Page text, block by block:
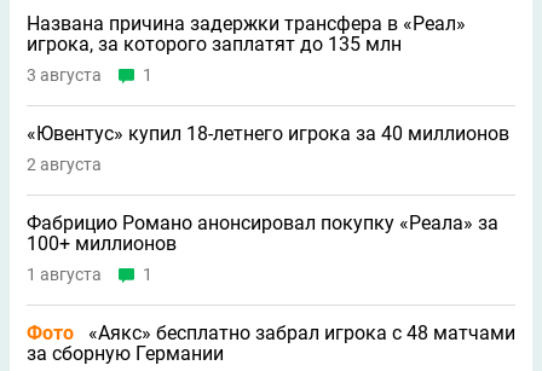
Названа причина задержки трансфера в «Реал»
игрока, за которого заплатят до 135 млн
3 августа 1
«Ювентус» купил 18-летнего игрока за 40 миллионов
2 августа
Фабрицио Романо анонсировал покупку «Реала» за
100+ миллионов
1 августа 1
Фото
«Аякс» бесплатно забрал игрока с 48 матчами
за сборную Германии